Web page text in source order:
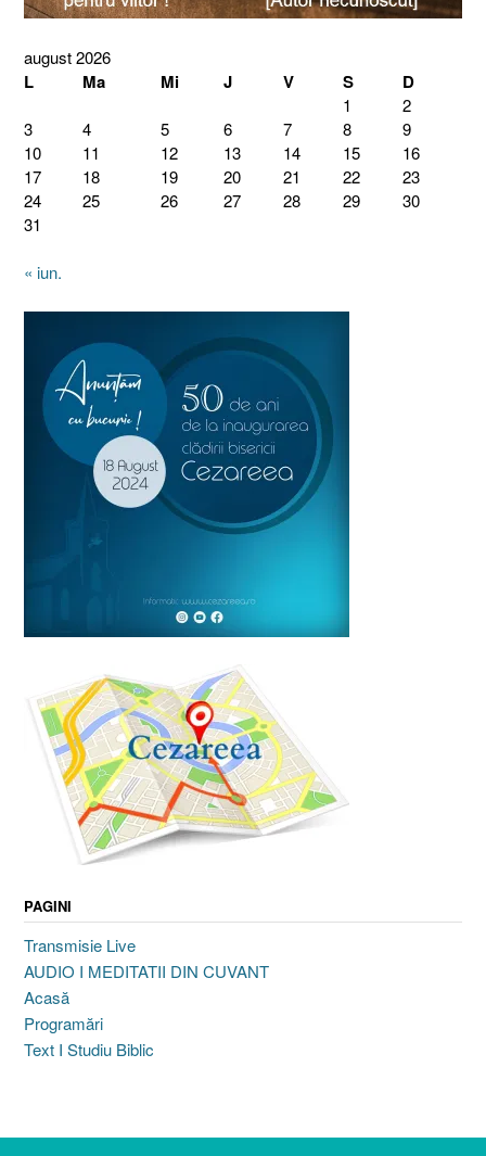
august 2026
L Ma Mi J V S D
1
2
3
4 5 6 7 8
9
10
11 12 13 14 15
16
17
18 19 20 21 22
23
24
25 26 27 28 29
30
31
« iun.
PAGINI
Transmisie Live
AUDIO I MEDITATII DIN CUVANT
Acasă
Programări
Text I Studiu Biblic